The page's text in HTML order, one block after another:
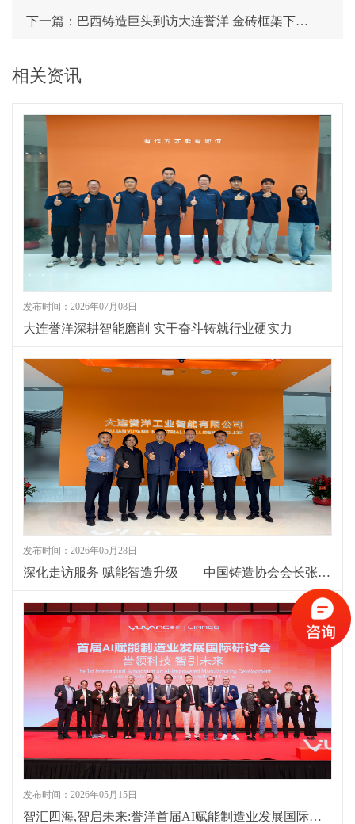
下一篇：巴西铸造巨头到访大连誉洋 金砖框架下誉洋智能打磨技术实力获验证
相关资讯
发布时间：2026年07月08日
大连誉洋深耕智能磨削 实干奋斗铸就行业硬实力
发布时间：2026年05月28日
深化走访服务 赋能智造升级——中国铸造协会会长张立波一行莅临大连誉洋考察
发布时间：2026年05月15日
智汇四海,智启未来:誉洋首届AI赋能制造业发展国际研讨会成功举办